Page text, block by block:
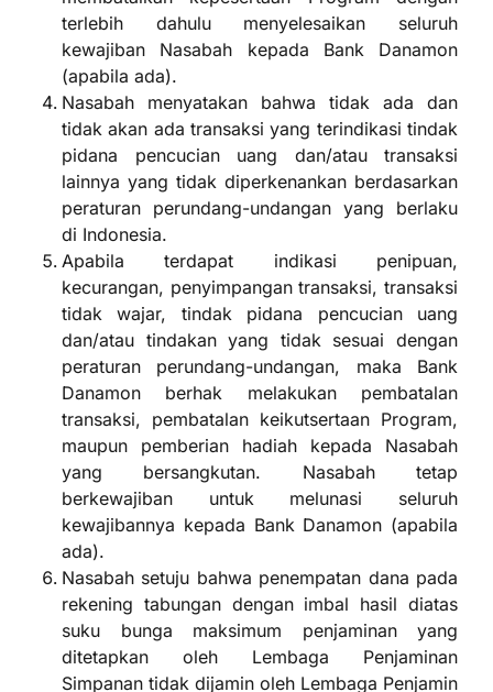
terlebih dahulu menyelesaikan seluruh
kewajiban Nasabah kepada Bank Danamon
(apabila ada).
Nasabah menyatakan bahwa tidak ada dan
tidak akan ada transaksi yang terindikasi tindak
pidana pencucian uang dan/atau transaksi
lainnya yang tidak diperkenankan berdasarkan
peraturan perundang-undangan yang berlaku
di Indonesia.
Apabila terdapat indikasi penipuan,
kecurangan, penyimpangan transaksi, transaksi
tidak wajar, tindak pidana pencucian uang
dan/atau tindakan yang tidak sesuai dengan
peraturan perundang-undangan, maka Bank
Danamon berhak melakukan pembatalan
transaksi, pembatalan keikutsertaan Program,
maupun pemberian hadiah kepada Nasabah
yang bersangkutan. Nasabah tetap
berkewajiban untuk melunasi seluruh
kewajibannya kepada Bank Danamon (apabila
ada).
Nasabah setuju bahwa penempatan dana pada
rekening tabungan dengan imbal hasil diatas
suku bunga maksimum penjaminan yang
ditetapkan oleh Lembaga Penjaminan
Simpanan tidak dijamin oleh Lembaga Penjamin